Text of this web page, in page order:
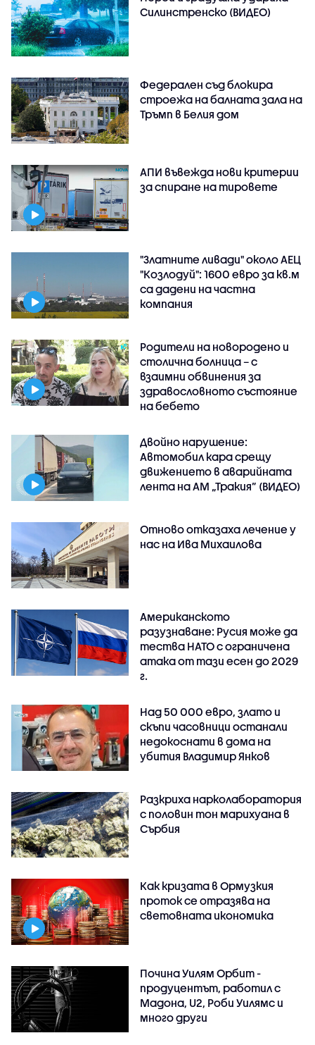
Силинстренско (ВИДЕО)
Федерален съд блокира
строежа на балната зала на
Тръмп в Белия дом
АПИ въвежда нови критерии
за спиране на тировете
"Златните ливади" около АЕЦ
"Козлодуй": 1600 евро за кв.м
са дадени на частна
компания
Родители на новородено и
столична болница – с
взаимни обвинения за
здравословното състояние
на бебето
Двойно нарушение:
Автомобил кара срещу
движението в аварийната
лента на АМ „Тракия” (ВИДЕО)
Отново отказаха лечение у
нас на Ива Михаилова
Американското
разузнаване: Русия може да
тества НАТО с ограничена
атака от тази есен до 2029
г.
Над 50 000 евро, злато и
скъпи часовници останали
недокоснати в дома на
убития Владимир Янков
Разкриха нарколаборатория
с половин тон марихуана в
Сърбия
Как кризата в Ормузкия
проток се отразява на
световната икономика
Почина Уилям Орбит -
продуцентът, работил с
Мадона, U2, Роби Уилямс и
много други